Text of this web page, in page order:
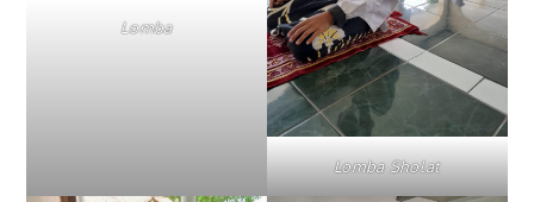
Lomba
Lomba Sholat